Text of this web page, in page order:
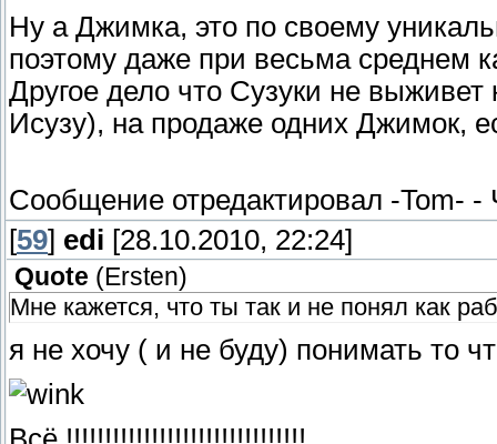
Ну а Джимка, это по своему
поэтому даже при весьма среднем
Другое дело что Сузуки не выживет
Исузу), на продаже одних Джимок,
Сообщение отредактировал -Tom- -
[59] edi [28.10.2010, 22:24]
Quote (Ersten)
Мне кажется, что ты так и не понял как
я не хочу ( и не буду) понимать то